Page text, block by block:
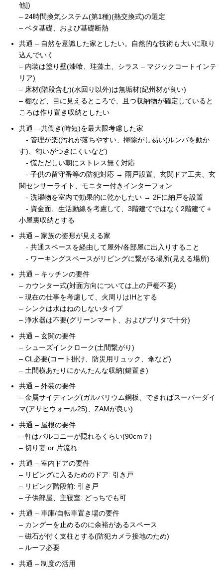
他])
– 24時間換気システム(第1種)(熱交換式)の選定
– ベタ基礎、および基礎断熱
共通 – 自然を意識した家としたい。自然的な技術も大いに取り
込んでいく
– 内装は塗り壁(漆喰、珪藻土、シラス – マジックコートインテ
リア)
– 床材(階段含む)(水回り以外)は無垢材(紀州材が良い)
– 棚など、目に見えるところで、且つ収納物が確定していると
ころは作り置き収納としたい
共通 – 共働き(時短)を最大限考慮した家
- 管理が楽(汚れが落ちやすい、掃除がし易い(ルンバを動か
す)、匂いがつきにくいなど)
- 慌ただしい朝にストレス無く対応
- 子供の留守番等の防犯対応 → 雨戸設置、玄関ドア工夫、玄
関センサーライト、モニター付きインターフォン
- 洗濯物を室内で効果的に乾かしたい → 2Fに納戸を設置
- 資金面、生活動線を考慮して、3階建てではなく2階建て＋
小屋裏収納とする
共通 – 家族の姿形が見える家
- 共通スペースを経由して屋外/各部屋に出入りすること
- ワーキングスペースがリビングに繋がる場所(見える場所)
共通 – キッチンの要件
– カウンター式(対面方向については上の戸棚不要)
– 現在の仕事を考慮して、火周りはIHとする
– シンクは水はねのしないタイプ
– 浄水器は不要(グリーンマート、およびブリタで十分)
共通 – 玄関の要件
– シューズインクローク(土間繋がり)
– CL必要(コート掛け、防災用リュック、傘など)
– 土間横あたりにかんたんな収納(鍵置き)
共通 – 外装の要件
– 金属サイディング(ガルバリウム鋼板、できればスーパーダイ
マ(アサヒウォール25)、ZAMが良い)
共通 – 屋根の要件
– 軒はバルコニーが隠れるくらい(90cm？)
– 切り妻 or 片流れ
共通 – 室内ドアの要件
– リビングに入るためのドア: 引き戸
– リビング階段前: 引き戸
– 子供部屋、主寝室: どっちでも可
共通 – 車庫/自転車置き場の要件
– カングーを止めるのに余裕があるスペース
– 磁石が付く支柱とする(防犯カメラ接地のため)
– ルーフ必要
共通 – 制度の活用